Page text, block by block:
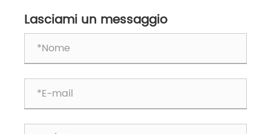
Lasciami un messaggio